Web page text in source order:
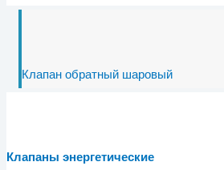
Клапан обратный шаровый
Клапаны энергетические